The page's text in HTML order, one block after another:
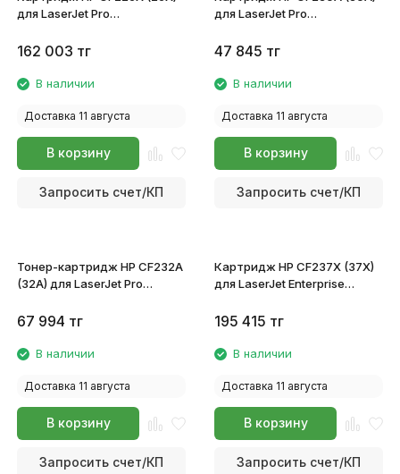
для LaserJet Pro
162 003 тг
В наличии
Доставка 11 августа
В корзину
Запросить счет/КП
для LaserJet Pro
M227fdn/M227sdn
47 845 тг
В наличии
Доставка 11 августа
В корзину
Запросить счет/КП
Тонер-картридж HP CF232A
(32A) для LaserJet Pro
67 994 тг
В наличии
Доставка 11 августа
В корзину
Запросить счет/КП
Картридж HP CF237X (37X)
для LaserJet Enterprise
M631/632/633
195 415 тг
В наличии
Доставка 11 августа
В корзину
Запросить счет/КП